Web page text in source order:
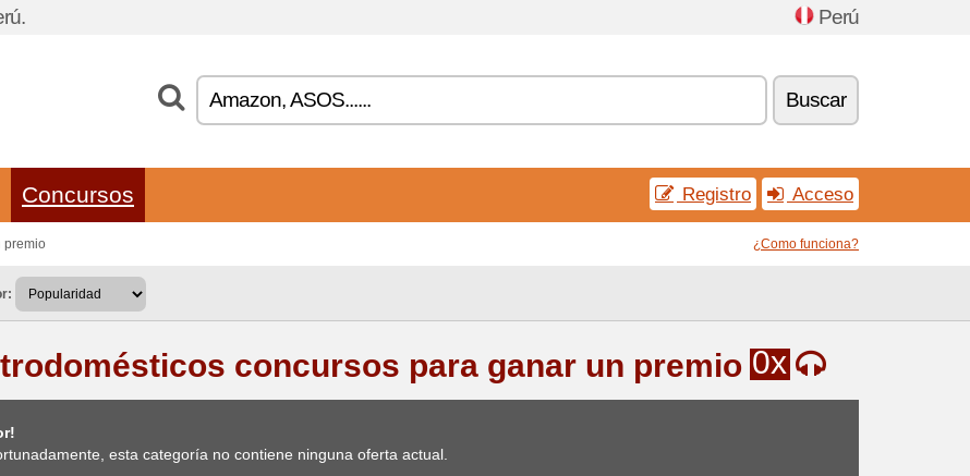
Perú
Buscar
Concursos Registro Acceso
premio ¿Como funciona?
concursos para ganar un premio 0x
esta categoría no contiene ninguna oferta actual.